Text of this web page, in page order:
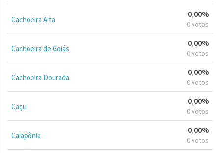
Cachoeira Alta
0,00%
0 votos
Cachoeira de Goiás
0,00%
0 votos
Cachoeira Dourada
0,00%
0 votos
Caçu
0,00%
0 votos
Caiapônia
0,00%
0 votos